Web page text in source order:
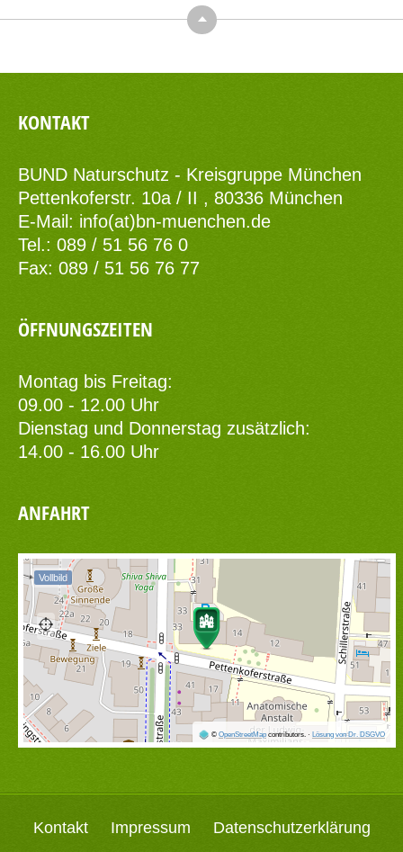
Top
KONTAKT
BUND Naturschutz - Kreisgruppe München
Pettenkoferstr. 10a / II , 80336 München
E-Mail: info(at)bn-muenchen.de
Tel.: 089 / 51 56 76 0
Fax: 089 / 51 56 76 77
ÖFFNUNGSZEITEN
Montag bis Freitag:
09.00 - 12.00 Uhr
Dienstag und Donnerstag zusätzlich:
14.00 - 16.00 Uhr
ANFAHRT
© OpenStreetMapcontributors. · Lösung von Dr. DSGVO
Vollbild
Kontakt Impressum Datenschutzerklärung